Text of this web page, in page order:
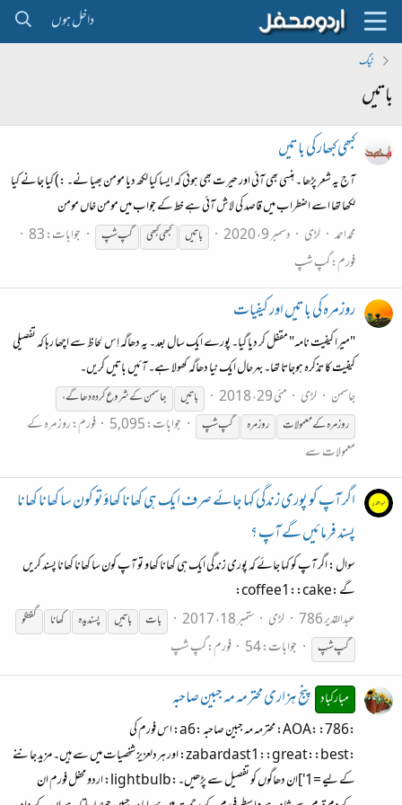
داخل ہوں
ٹیگ
باتیں
کبھی کبھار کی باتیں
آج یہ شعر پڑھا ۔ ہنسی بھی آئی اور حیرت بھی ہوئی کہ ایسا کیا لکھ دیا مومن بھیا نے۔ :) کیا جانے کیا
لکھا تھا اسے اضطراب میں قاصد کی لاش آئی ہے خط کے جواب میں مومن خاں مومن
محمداحمد لڑی دسمبر 9، 2020 باتیں کبھی کبھی گپ شپ
جوابات: 83
فورم:گپ شپ
روزمرہ کی باتیں اور کیفیات
"میرا کیفیت نامہ" مقفل کر دیا گیا۔ پورے ایک سال بعد۔ یہ دھاگہ اِس لحاظ سے اچھا رہا کہ تفصیلی
کیفیت کا تذکرہ ہوجاتا تھا۔ بہرحال ایک نیا دھاگہ کھولا ہے۔ آئیں باتیں کریں۔
جاسمن
لڑی مئی 29، 2018 باتیں
جاسمن کےشروع کردہ دھاگے،
روز مرہ کے معمولات
روزمرہ گپ شپ جوابات: 5,095 فورم:روز مرہ کے
معمولات سے
اگر آپ کو پوری زندگی کہا جائے صرف ایک ہی کھانا کھاؤتو کون سا کھانا کھانا
پسند فرمائیں گے آپ ؟
سوال : اگر آپ کو کہا جائے کہ پوری زندگی ایک ہی کھانا کھاو تو آپ کون سا کھانا کھانا پسند کریں
گے :coffee1::cake:
عبدالقدیر 786
لڑی ستمبر 18، 2017 بات باتیں پسندیدہ کھانا
گفتگو
گپ شپ
جوابات: 54 فورم:گپ شپ
مبارکباد پنج ہزاری محترمہ مہ جبین صاحبہ
:786: :AOA: محترمہ مہ جبین صاحبہ :a6: اس فورم کی
:zabardast1::great::best: اور ہردلعزیز شخصیات میں سے ہیں۔ مزید جاننے
کے لیے =1']ان دھاگوں کو تفصیل سے پڑھیں۔:lightbulb: اردو محفل فورم ان